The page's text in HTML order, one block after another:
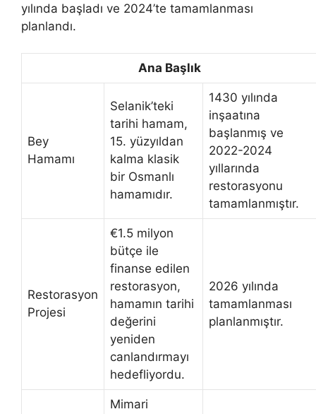
yılında başladı ve 2024’te tamamlanması
planlandı.
Ana Başlık
Bey
Hamamı
Selanik’teki
tarihi hamam,
15. yüzyıldan
kalma klasik
bir Osmanlı
hamamıdır.
1430 yılında
inşaatına
başlanmış ve
2022-2024
yıllarında
restorasyonu
tamamlanmıştır.
Restorasyon
Projesi
€1.5 milyon
bütçe ile
finanse edilen
restorasyon,
hamamın tarihi
değerini
yeniden
canlandırmayı
hedefliyordu.
2026 yılında
tamamlanması
planlanmıştır.
Mimari